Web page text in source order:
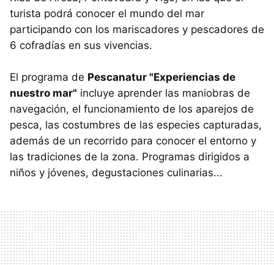
turista podrá conocer el mundo del mar
participando con los mariscadores y pescadores de
6 cofradías en sus vivencias.
El programa de Pescanatur "Experiencias de
nuestro mar" incluye aprender las maniobras de
navegación, el funcionamiento de los aparejos de
pesca, las costumbres de las especies capturadas,
además de un recorrido para conocer el entorno y
las tradiciones de la zona. Programas dirigidos a
niños y jóvenes, degustaciones culinarias...